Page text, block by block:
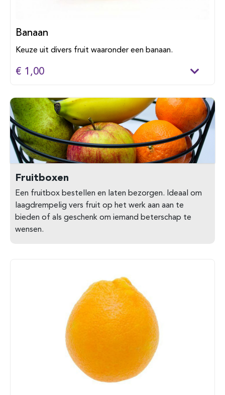
Banaan
Keuze uit divers fruit waaronder een banaan.
€ 1,00
Fruitboxen
Een fruitbox bestellen en laten bezorgen. Ideaal om
laagdrempelig vers fruit op het werk aan aan te
bieden of als geschenk om iemand beterschap te
wensen.